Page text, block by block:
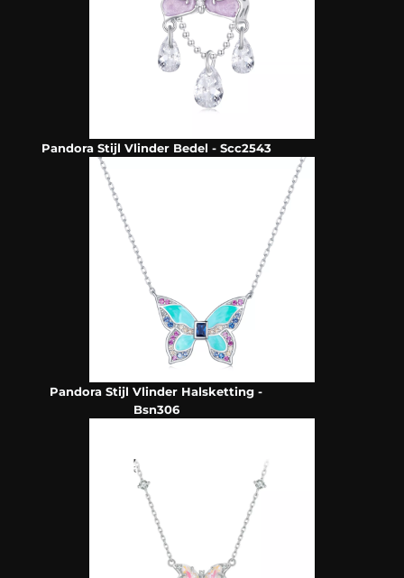
Pandora Stijl Vlinder Bedel - Scc2543
Pandora Stijl Vlinder Halsketting -
Bsn306